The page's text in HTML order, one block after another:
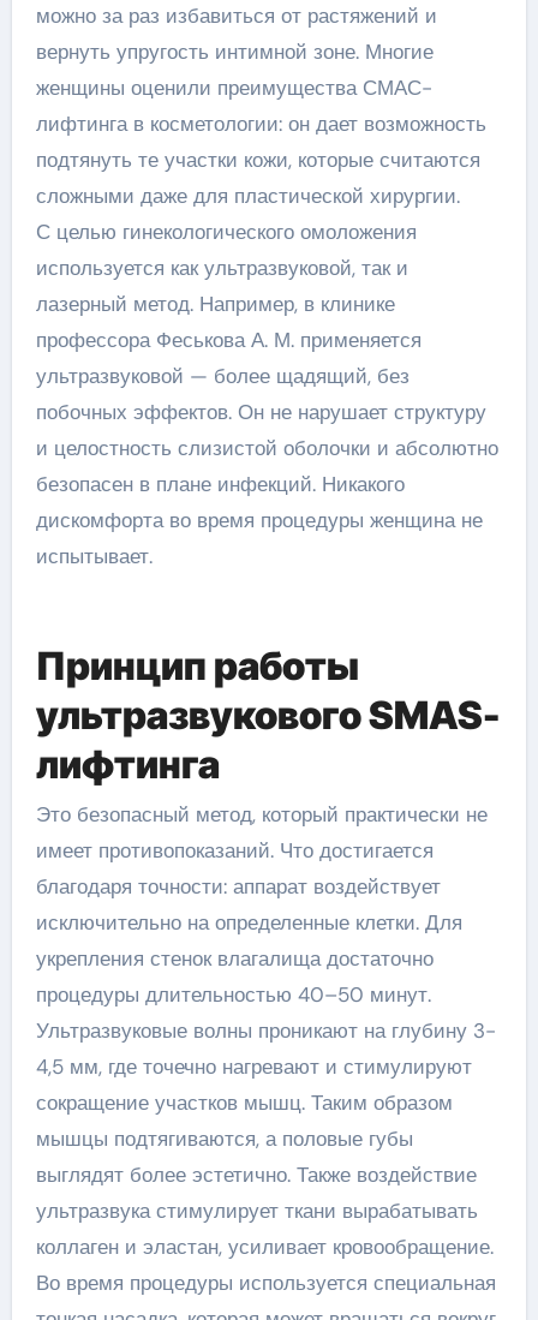
можно за раз избавиться от растяжений и
вернуть упругость интимной зоне. Многие
женщины оценили преимущества СМАС-
лифтинга в косметологии: он дает возможность
подтянуть те участки кожи, которые считаются
сложными даже для пластической хирургии.
С целью гинекологического омоложения
используется как ультразвуковой, так и
лазерный метод. Например, в клинике
профессора Феськова А. М. применяется
ультразвуковой — более щадящий, без
побочных эффектов. Он не нарушает структуру
и целостность слизистой оболочки и абсолютно
безопасен в плане инфекций. Никакого
дискомфорта во время процедуры женщина не
испытывает.
Принцип работы
ультразвукового SMAS-
лифтинга
Это безопасный метод, который практически не
имеет противопоказаний. Что достигается
благодаря точности: аппарат воздействует
исключительно на определенные клетки. Для
укрепления стенок влагалища достаточно
процедуры длительностью 40–50 минут.
Ультразвуковые волны проникают на глубину 3-
4,5 мм, где точечно нагревают и стимулируют
сокращение участков мышц. Таким образом
мышцы подтягиваются, а половые губы
выглядят более эстетично. Также воздействие
ультразвука стимулирует ткани вырабатывать
коллаген и эластан, усиливает кровообращение.
Во время процедуры используется специальная